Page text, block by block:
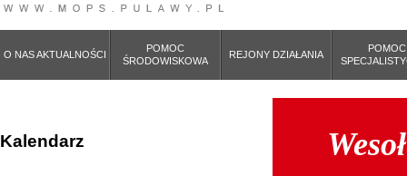
O NAS AKTUALNOŚCI
POMOC
ŚRODOWISKOWA
REJONY DZIAŁANIA
POMOC
Kalendarz